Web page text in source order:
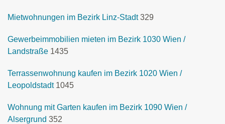
Mietwohnungen im Bezirk Linz-Stadt 329
Gewerbeimmobilien mieten im Bezirk 1030 Wien /
Landstraße 1435
Terrassenwohnung kaufen im Bezirk 1020 Wien /
Leopoldstadt 1045
Wohnung mit Garten kaufen im Bezirk 1090 Wien /
Alsergrund 352